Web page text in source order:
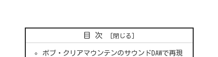
目次
ボブ・クリアマウンテンのサウンドDAWで再現